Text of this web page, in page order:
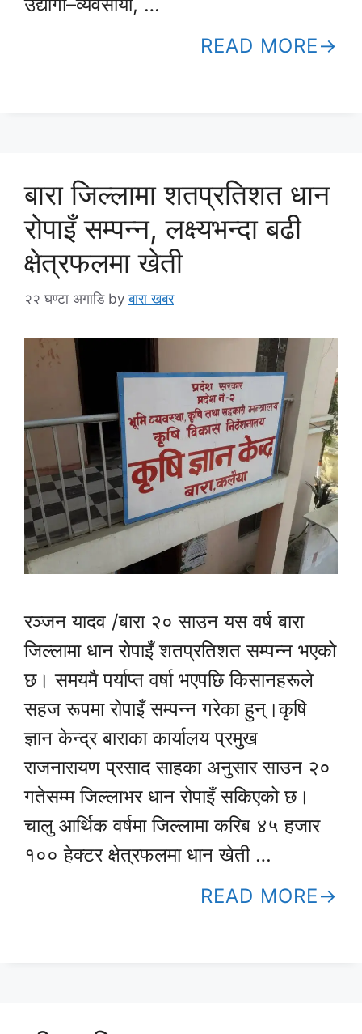
READ MORE
बारा जिल्लामा शतप्रतिशत धान
रोपाइँ सम्पन्न, लक्ष्यभन्दा बढी
क्षेत्रफलमा खेती
२२ घण्टा अगाडि byबारा खबर
रञ्जन यादव /बारा २० साउन यस वर्ष बारा
जिल्लामा धान रोपाइँ शतप्रतिशत सम्पन्न भएको
छ। समयमै पर्याप्त वर्षा भएपछि किसानहरूले
सहज रूपमा रोपाइँ सम्पन्न गरेका हुन्।कृषि
ज्ञान केन्द्र बाराका कार्यालय प्रमुख
राजनारायण प्रसाद साहका अनुसार साउन २०
गतेसम्म जिल्लाभर धान रोपाइँ सकिएको छ।
चालु आर्थिक वर्षमा जिल्लामा करिब ४५ हजार
१०० हेक्टर क्षेत्रफलमा धान खेती …
READ MORE